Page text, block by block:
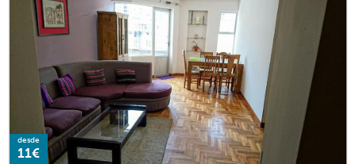
desde
11€